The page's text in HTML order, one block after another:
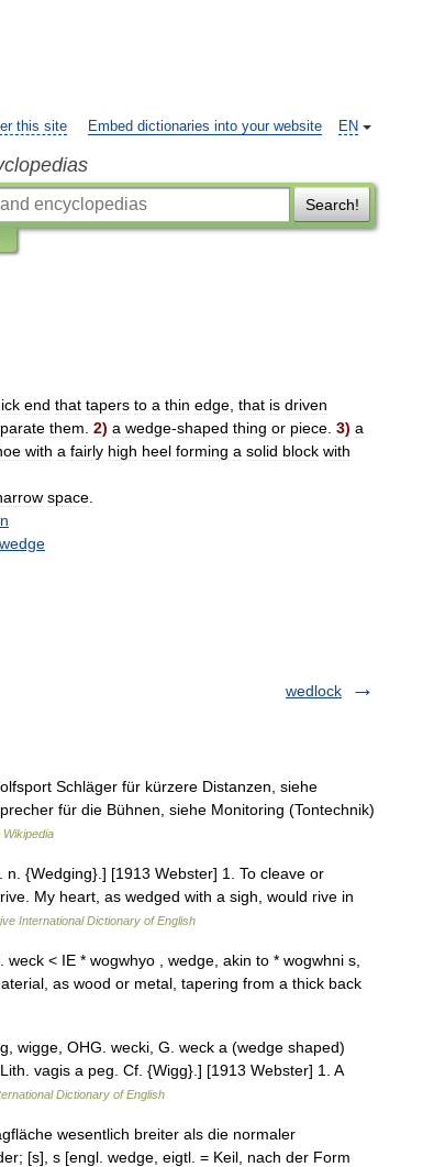
EN
this site Embed dictionaries into your website
Search!
end that tapers to a thin edge that is driven
them 2) a wedge-shaped thing or piece 3) a
with a fairly high heel forming a solid block with
space
wedge
wedlock
Schläger für kürzere Distanzen, siehe
für die Bühnen, siehe Monitoring (Tontechnik)
{Wedging}.] [1913 Webster] 1. To cleave or
My heart, as wedged with a sigh, would rive in
International Dictionary of English
< IE * wogwhyo , wedge, akin to * wogwhni s,
as wood or metal, tapering from a thick back
wigge, OHG. wecki, G. weck a (wedge shaped)
vagis a peg. Cf. {Wigg}.] [1913 Webster] 1. A
Dictionary of English
wesentlich breiter als die normaler
[s], s [engl. wedge, eigtl. = Keil, nach der Form